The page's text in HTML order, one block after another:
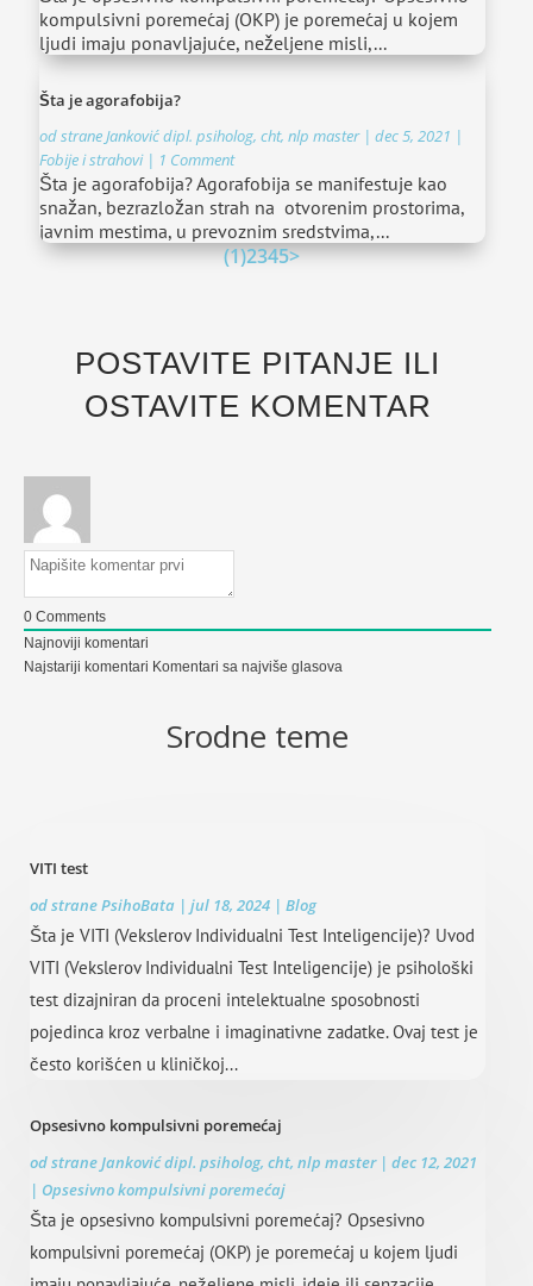
kompulsivni poremećaj (OKP) je poremećaj u kojem
ljudi imaju ponavljajuće, neželjene misli,...
Šta je agorafobija?
od straneJanković dipl. psiholog, cht, nlp master| dec 5, 2021 |
Fobije i strahovi| 1 Comment
Šta je agorafobija? Agorafobija se manifestuje kao
snažan, bezrazložan strah na otvorenim prostorima,
javnim mestima, u prevoznim sredstvima,...
(1)2345>
POSTAVITE PITANJE ILI
OSTAVITE KOMENTAR
0 Comments
Najnoviji komentari
Najstariji komentari Komentari sa najviše glasova
Srodne teme
VITI test
od stranePsihoBata | jul 18, 2024 | Blog
Šta je VITI (Vekslerov Individualni Test Inteligencije)? Uvod
VITI (Vekslerov Individualni Test Inteligencije) je psihološki
test dizajniran da proceni intelektualne sposobnosti
pojedinca kroz verbalne i imaginativne zadatke. Ovaj test je
često korišćen u kliničkoj...
Opsesivno kompulsivni poremećaj
od straneJanković dipl. psiholog, cht, nlp master| dec 12, 2021
| Opsesivno kompulsivni poremećaj
Šta je opsesivno kompulsivni poremećaj? Opsesivno
kompulsivni poremećaj (OKP) je poremećaj u kojem ljudi